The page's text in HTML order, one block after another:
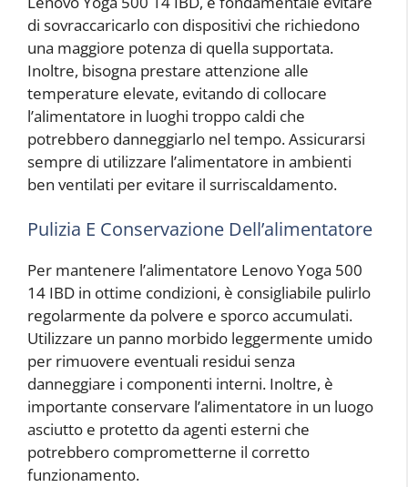
di sovraccaricarlo con dispositivi che richiedono
una maggiore potenza di quella supportata.
Inoltre, bisogna prestare attenzione alle
temperature elevate, evitando di collocare
l’alimentatore in luoghi troppo caldi che
potrebbero danneggiarlo nel tempo. Assicurarsi
sempre di utilizzare l’alimentatore in ambienti
ben ventilati per evitare il surriscaldamento.
Pulizia E Conservazione Dell’alimentatore
Per mantenere l’alimentatore Lenovo Yoga 500
14 IBD in ottime condizioni, è consigliabile pulirlo
regolarmente da polvere e sporco accumulati.
Utilizzare un panno morbido leggermente umido
per rimuovere eventuali residui senza
danneggiare i componenti interni. Inoltre, è
importante conservare l’alimentatore in un luogo
asciutto e protetto da agenti esterni che
potrebbero comprometterne il corretto
funzionamento.